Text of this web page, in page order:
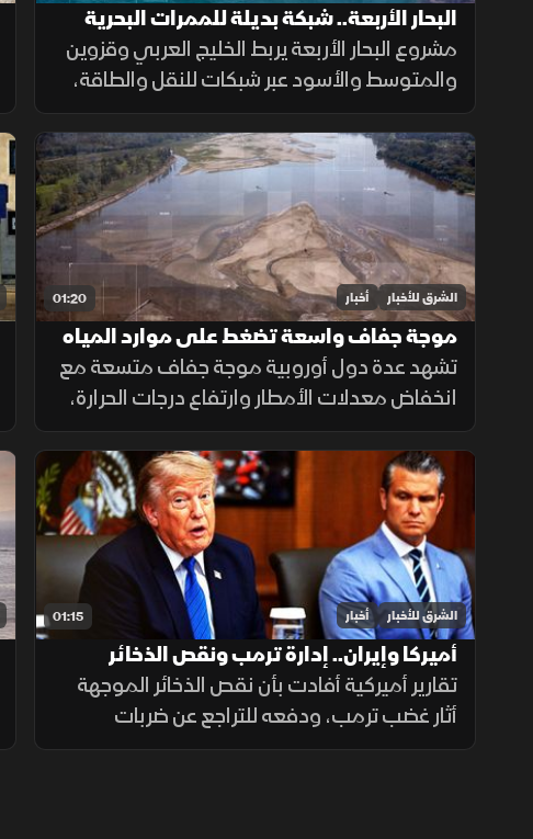
البحار الأربعة.. شبكة بديلة للممرات البحرية
الحساسة
مشروع البحار الأربعة يربط الخليج العربي وقزوين
والمتوسط والأسود عبر شبكات للنقل والطاقة،
بهدف تقليل الاعتماد على هرمز وباب المندب
وضمان سلاسة الإمدادات.
01:20 الشرق للأخبار أخبار
موجة جفاف واسعة تضغط على موارد المياه
في أوروبا
تشهد عدة دول أوروبية موجة جفاف متسعة مع
انخفاض معدلات الأمطار وارتفاع درجات الحرارة،
ما أدى إلى تراجع مستويات الأنهار والخزانات
وزيادة الضغوط على الموارد المائية.
01:15 الشرق للأخبار أخبار
أميركا وإيران.. إدارة ترمب ونقص الذخائر
تقارير أميركية أفادت بأن نقص الذخائر الموجهة
أثار غضب ترمب، ودفعه للتراجع عن ضربات
واسعة ضد إيران. وزير الحرب حمل بايدن ثم نائبه